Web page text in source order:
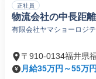
正社員
物流会社の中長距
有限会社ヤマショーロジ
〒910-0134福井県
月給35万円～55万円